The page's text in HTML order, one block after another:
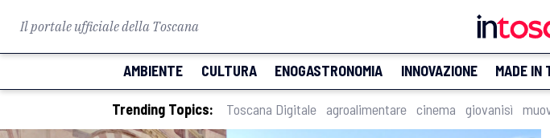
Il portale ufficiale della Toscana
AMBIENTE CULTURA ENOGASTRONOMIA INNOVAZIONE MADE IN
Trending Topics: Toscana Digitale agroalimentare cinema giovanisì